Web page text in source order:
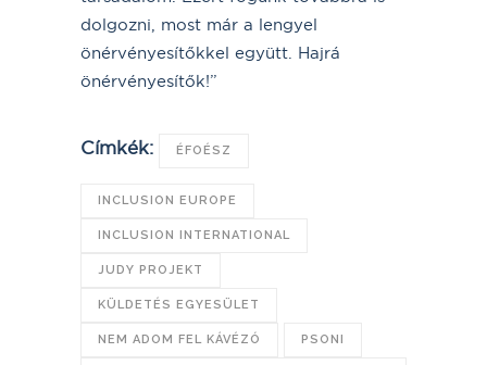
dolgozni, most már a lengyel
önérvényesítőkkel együtt. Hajrá
önérvényesítők!”
Címkék: ÉFOÉSZ
INCLUSION EUROPE
INCLUSION INTERNATIONAL
JUDY PROJEKT
KÜLDETÉS EGYESÜLET
NEM ADOM FEL KÁVÉZÓ PSONI